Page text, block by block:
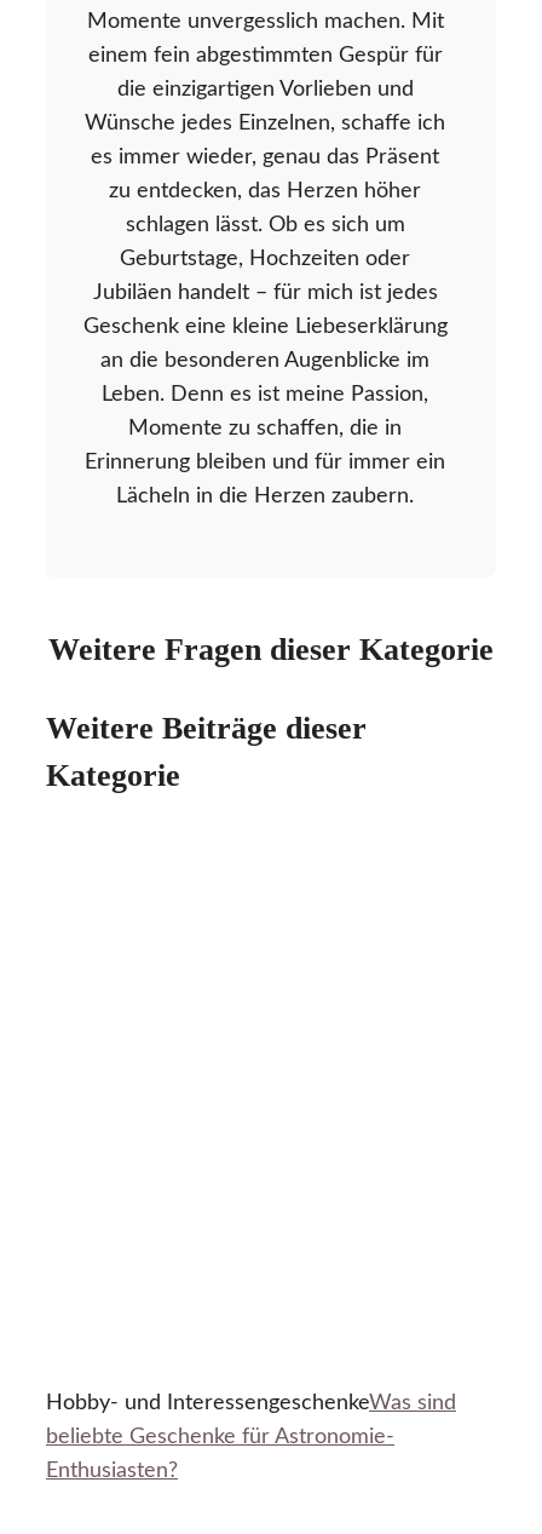
Momente unvergesslich machen. Mit
einem fein abgestimmten Gespür für
die einzigartigen Vorlieben und
Wünsche jedes Einzelnen, schaffe ich
es immer wieder, genau das Präsent
zu entdecken, das Herzen höher
schlagen lässt. Ob es sich um
Geburtstage, Hochzeiten oder
Jubiläen handelt – für mich ist jedes
Geschenk eine kleine Liebeserklärung
an die besonderen Augenblicke im
Leben. Denn es ist meine Passion,
Momente zu schaffen, die in
Erinnerung bleiben und für immer ein
Lächeln in die Herzen zaubern.
Weitere Fragen dieser Kategorie
Weitere Beiträge dieser
Kategorie
Hobby- und InteressengeschenkeWas sind
beliebte Geschenke für Astronomie-
Enthusiasten?